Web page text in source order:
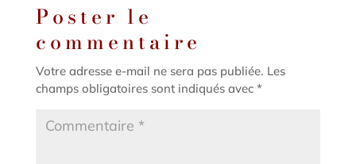
Poster le
commentaire
Votre adresse e-mail ne sera pas publiée. Les
champs obligatoires sont indiqués avec *